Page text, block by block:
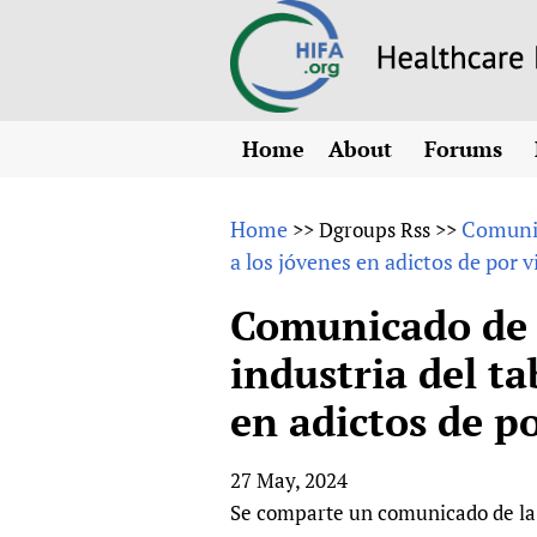
Home
About
Why HIFA is needed
Vision and Strategy
HIFA, Universal
Human Rights
HIFA in Official
Achievements
HIFA Voices database
HIFA & global health
Forums
All)
How to use
HIFA-French
HIFA-
HIFA-
HIFA-
Home >>Dgroups Rss >>
a los jóvenes en adictos de por
Comunicado
industria del
en adictos de
27 May, 2024
Se comparte un comunicado de